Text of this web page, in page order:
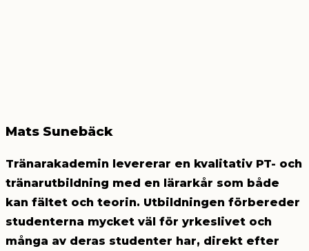
Mats Sunebäck
Tränarakademin levererar en kvalitativ PT- och
tränarutbildning med en lärarkår som både
kan fältet och teorin. Utbildningen förbereder
studenterna mycket väl för yrkeslivet och
många av deras studenter har, direkt efter